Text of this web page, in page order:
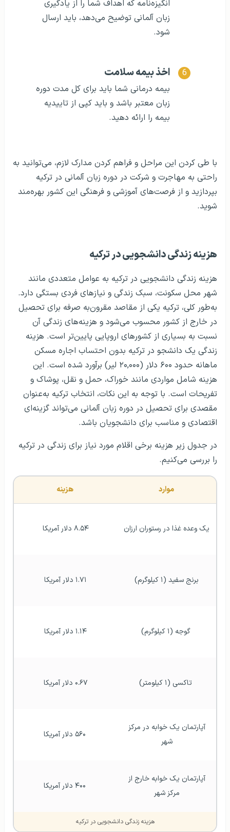
انگیزه‌نامه که اهداف شما را از یادگیری
زبان آلمانی توضیح می‌دهد، باید ارسال
شود.
اخذ بیمه سلامت
بیمه درمانی شما باید برای کل مدت دوره
زبان معتبر باشد و باید کپی از تاییدیه
بیمه را ارائه دهید.
با طی کردن این مراحل و فراهم کردن مدارک لازم، می‌توانید به
راحتی به مهاجرت و شرکت در دوره زبان آلمانی در ترکیه
بپردازید و از فرصت‌های آموزشی و فرهنگی این کشور بهره‌مند
شوید.
هزینه زندگی دانشجویی در ترکیه
هزینه زندگی دانشجویی در ترکیه به عوامل متعددی مانند
شهر محل سکونت، سبک زندگی و نیازهای فردی بستگی دارد.
به‌طور کلی، ترکیه یکی از مقاصد مقرون‌به صرفه برای تحصیل
در خارج از کشور محسوب می‌شود و هزینه‌های زندگی آن
نسبت به بسیاری از کشورهای اروپایی پایین‌تر است. هزینه
زندگی یک دانشجو در ترکیه بدون احتساب اجاره مسکن
ماهانه حدود ۶۰۰ دلار (۲۰,۰۰۰ لیر) برآورد شده است. این
هزینه شامل مواردی مانند خوراک، حمل و نقل، پوشاک و
تفریحات است. با توجه به این نکات، انتخاب ترکیه به‌عنوان
مقصدی برای تحصیل در دوره زبان آلمانی می‌تواند گزینه‌ای
اقتصادی و مناسب برای دانشجویان باشد.
در جدول زیر هزینه برخی اقلام مورد نیاز برای زندگی در ترکیه
را بررسی می‌کنیم.
موارد هزینه
یک وعده غذا در رستوران ارزان ۸.۵۴ دلار آمریکا
برنج سفید (۱ کیلوگرم) ۱.۷۱ دلار آمریکا
گوجه (۱ کیلوگرم) ۱.۱۴ دلار آمریکا
تاکسی (۱ کیلومتر) ۰.۶۷ دلار آمریکا
شهر
۵۶۰ دلار آمریکا
مرکز شهر
۴۰۰ دلار آمریکا
هزینه زندگی دانشجویی در ترکیه